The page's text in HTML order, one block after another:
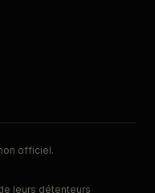
officiel.
leurs détenteurs